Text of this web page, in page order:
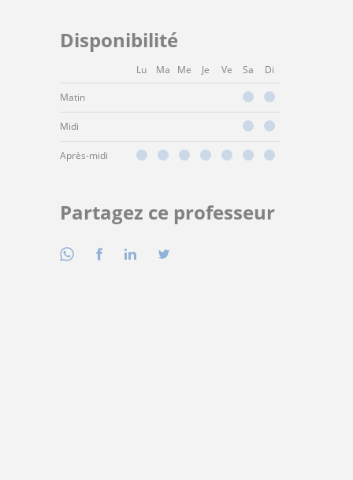
Disponibilité
Lu Ma Me Je Ve Sa Di
Matin
Midi
Après-midi
Partagez ce professeur